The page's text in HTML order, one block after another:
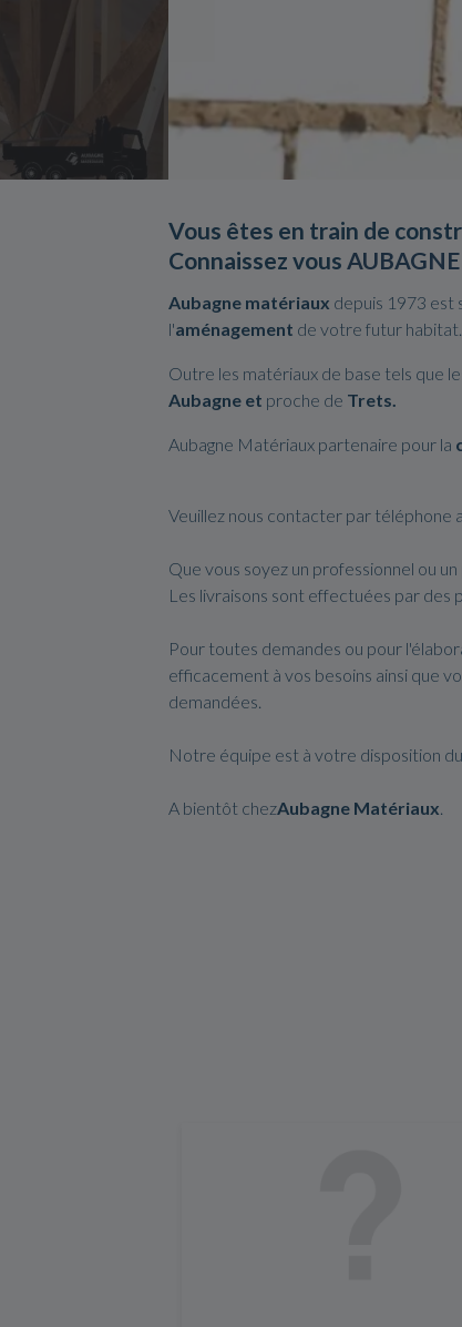
Vous êtes en train de
Connaissez vous
Aubagne matériaux depuis 1973 est
l'aménagement de votre futur habitat.
Outre les matériaux de base tels que
Aubagne et proche de Trets.
Aubagne Matériaux partenaire pour la
Veuillez nous contacter par téléphone
Que vous soyez un professionnel ou
Les livraisons sont effectuées par des
Pour toutes demandes ou pour
efficacement à vos besoins ainsi que
demandées.
Notre équipe est à votre disposition
A bientôt chezAubagne Matériaux.